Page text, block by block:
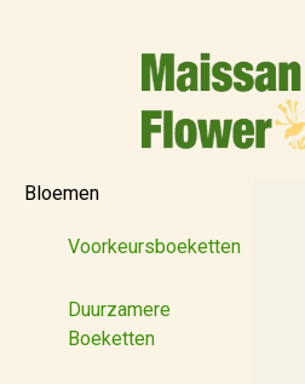
Bloemen
Voorkeursboeketten
Duurzamere
Boeketten